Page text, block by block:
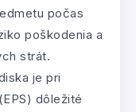
počas
poškodenia a
strát.
je pri
dôležité